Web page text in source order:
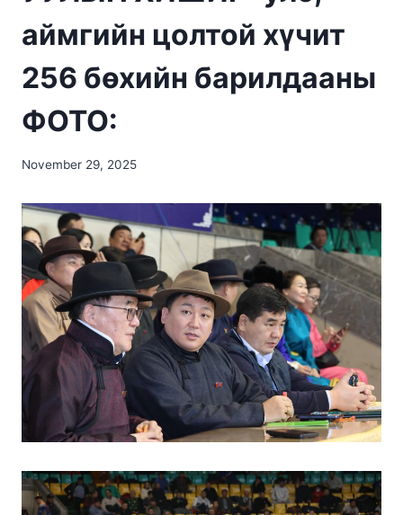
аймгийн цолтой хүчит
256 бөхийн барилдааны
ФОТО:
November 29, 2025